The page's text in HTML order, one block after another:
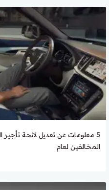
5 معلومات عن تعديل لائحة
المخالفين لعام